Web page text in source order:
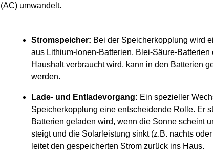
(AC) umwandelt.
Stromspeicher: Bei der Speicherkopplung wird
aus Lithium-Ionen-Batterien, Blei-Säure-
Haushalt verbraucht wird, kann in den Batterien
werden.
Lade- und Entladevorgang: Ein spezieller
Speicherkopplung eine entscheidende Rolle. Er
Batterien geladen wird, wenn die Sonne scheint
steigt und die Solarleistung sinkt (z.B. nachts
leitet den gespeicherten Strom zurück ins Haus.